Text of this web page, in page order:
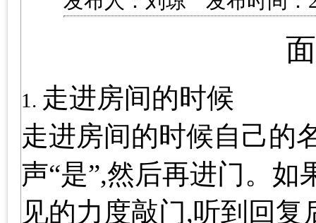
1. 走进房间的时候
走进房间的时候自己的
声“是”,然后再进门。
见的力度敲门,听到回